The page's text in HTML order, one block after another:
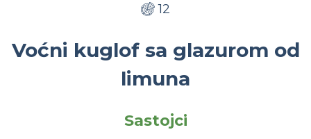
12
Voćni kuglof sa glazurom od
limuna
Sastojci